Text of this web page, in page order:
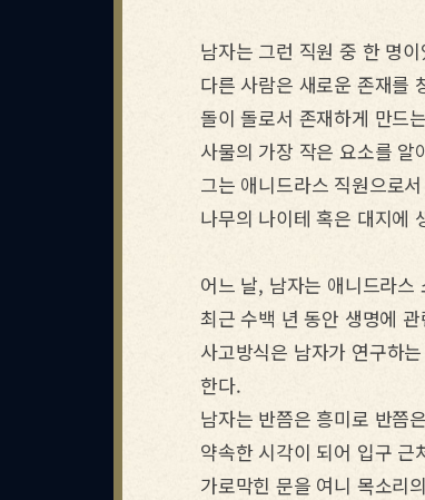
남자는 그런 직원 중 한 명이
다른 사람은 새로운 존재를
돌이 돌로서 존재하게 만드
사물의 가장 작은 요소를
그는 애니드라스 직원으로
나무의 나이테 혹은 대지에
어느 날, 남자는 애니드라
최근 수백 년 동안 생명에
사고방식은 남자가 연구하
한다.
남자는 반쯤은 흥미로 반쯤
약속한 시각이 되어 입구
가로막힌 문을 여니 목소리